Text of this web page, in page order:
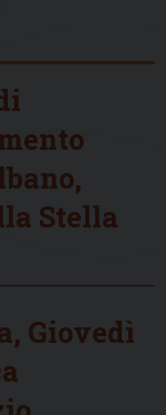
Stella
Giovedì